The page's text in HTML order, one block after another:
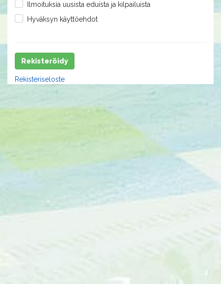
Ilmoituksia uusista eduista ja kilpailuista
Hyväksyn käyttöehdot
Rekisteröidy
Rekisteriseloste